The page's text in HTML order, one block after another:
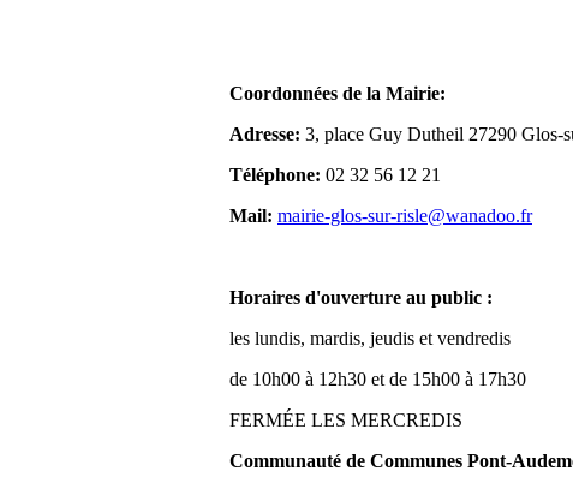
Coordonnées de la Mairie:
Adresse: 3, place Guy Dutheil 27290 Glos-
Téléphone: 02 32 56 12 21
Mail: mairie-glos-sur-risle@wanadoo.fr
Horaires d'ouverture au public :
les lundis, mardis, jeudis et vendredis
de 10h00 à 12h30 et de 15h00 à 17h30
FERMÉE LES MERCREDIS
Communauté de Communes Pont-